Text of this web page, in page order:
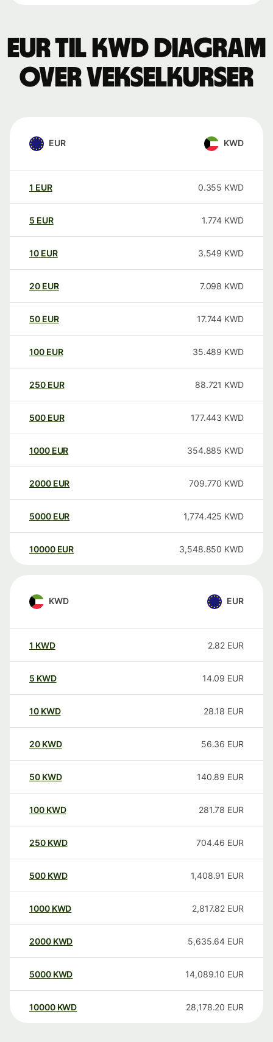
EUR til KWD Diagram
over vekselkurser
EUR KWD
1 EUR 0.355 KWD
5 EUR 1.774 KWD
10 EUR 3.549 KWD
20 EUR 7.098 KWD
50 EUR 17.744 KWD
100 EUR 35.489 KWD
250 EUR 88.721 KWD
500 EUR 177.443 KWD
1000 EUR 354.885 KWD
2000 EUR 709.770 KWD
5000 EUR 1,774.425 KWD
10000 EUR 3,548.850 KWD
KWD EUR
1 KWD 2.82 EUR
5 KWD 14.09 EUR
10 KWD 28.18 EUR
20 KWD 56.36 EUR
50 KWD 140.89 EUR
100 KWD 281.78 EUR
250 KWD 704.46 EUR
500 KWD 1,408.91 EUR
1000 KWD 2,817.82 EUR
2000 KWD 5,635.64 EUR
5000 KWD 14,089.10 EUR
10000 KWD 28,178.20 EUR